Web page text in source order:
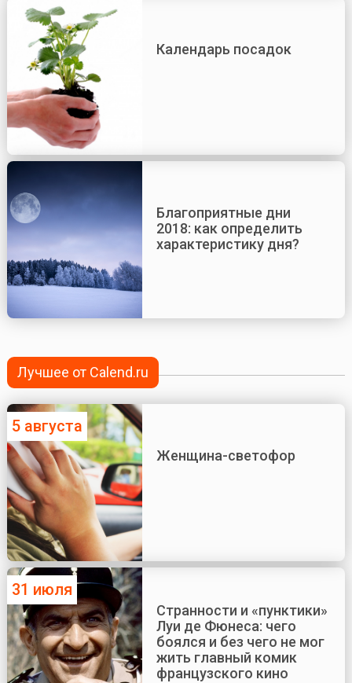
Календарь посадок
Благоприятные дни
2018: как определить
характеристику дня?
Лучшее от Calend.ru
5 августа
Женщина-светофор
31 июля
Странности и «пунктики»
Луи де Фюнеса: чего
боялся и без чего не мог
жить главный комик
французского кино